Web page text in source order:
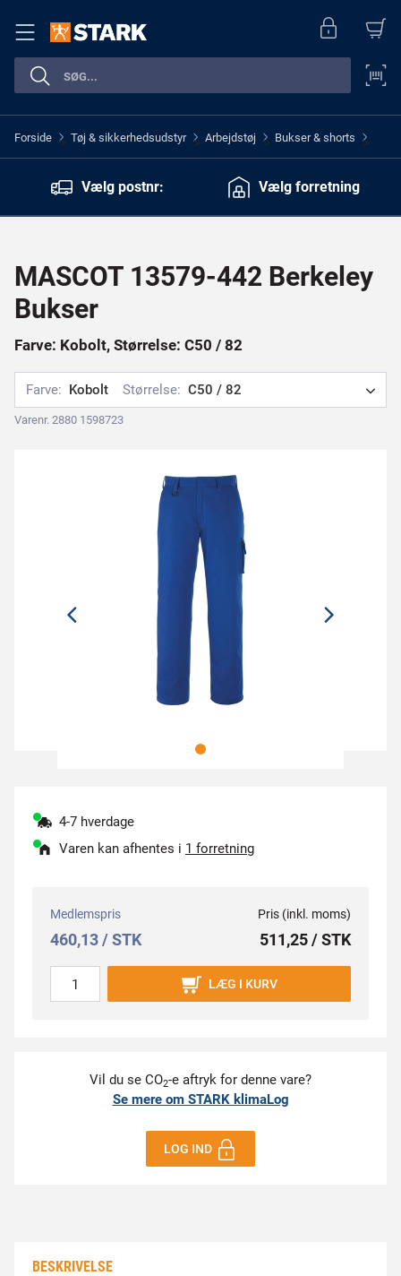
Forside > Tøj & sikkerhedsudstyr > Arbejdstøj > Bukser & shorts >
Vælg postnr: Vælg forretning
MASCOT 13579-442 Berkeley
Bukser
Farve: Kobolt, Størrelse: C50 / 82
Farve: Kobolt Størrelse: C50 / 82
Varenr. 2880 1598723
4-7 hverdage
Varen kan afhentes i 1 forretning
Medlemspris
460,13 / STK
Pris (inkl. moms)
511,25 / STK
LÆG I KURV
Vil du se CO2-e aftryk for denne vare?
Se mere om STARK klimaLog
LOG IND
BESKRIVELSE